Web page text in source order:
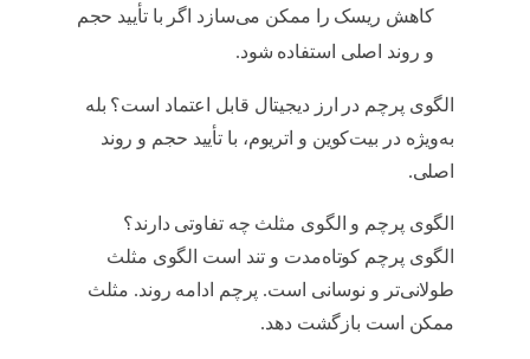
کاهش ریسک را ممکن می‌سازد اگر با تأیید حجم
و روند اصلی استفاده شود.
الگوی پرچم در ارز دیجیتال قابل اعتماد است؟ بله
به‌ویژه در بیت‌کوین و اتریوم، با تأیید حجم و روند
اصلی.
الگوی پرچم و الگوی مثلث چه تفاوتی دارند؟
الگوی پرچم کوتاه‌مدت و تند است الگوی مثلث
طولانی‌تر و نوسانی است. پرچم ادامه روند. مثلث
ممكن است بازگشت دهد.